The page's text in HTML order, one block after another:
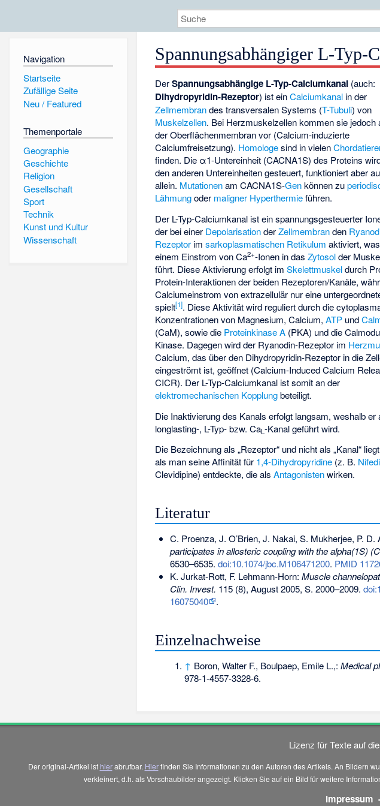
Navigation
Startseite
Zufällige Seite
Neu / Featured
Themenportale
Geographie
Geschichte
Religion
Gesellschaft
Sport
Technik
Kunst und Kultur
Wissenschaft
Spannungsabhängiger L-Typ-
DerSpannungsabhängige L-Typ-Calciumkanal (auch:
Dihydropyridin-Rezeptor) ist einCalciumkanal in der
Zellmembrandes transversalen Systems (T-Tubuli) von
Muskelzellen. Bei Herzmuskelzellen kommen sie jedoch
der Oberflächenmembran vor (Calcium-induzierte
Calciumfreisetzung). Homologesind in vielen
finden. Die α1-Untereinheit (CACNA1S) des Proteins
den anderen Untereinheiten gesteuert, funktioniert aber
allein. Mutationenam CACNA1S-Genkönnen zu
Lähmungoder maligner Hyperthermieführen.
Der L-Typ-Calciumkanal ist ein spannungsgesteuerter
der bei einer DepolarisationderZellmembranden
Rezeptor imsarkoplasmatischen Retikulum aktiviert,
einem Einstrom von Ca2+-Ionen in dasZytosolder
führt. Diese Aktivierung erfolgt imSkelettmuskeldurch
Protein-Interaktionen der beiden Rezeptoren/Kanäle,
Calciumeinstrom von extrazellulär nur eine
spielt[1]. Diese Aktivität wird reguliert durch die
Konzentrationen von Magnesium, Calcium,ATP und
(CaM), sowie die Proteinkinase A (PKA) und die
Kinase. Dagegen wird der Ryanodin-Rezeptor im
Calcium, das über den Dihydropyridin-Rezeptor in die
eingeströmt ist, geöffnet (Calcium-Induced Calcium
CICR). Der L-Typ-Calciumkanal ist somit an der
elektromechanischen Kopplungbeteiligt.
Die Inaktivierung des Kanals erfolgt langsam, weshalb er
longlasting-, L-Typ- bzw. CaL-Kanal geführt wird.
Die Bezeichnung als „Rezeptor“ und nicht als „Kanal“
als man seine Affinität für 1,4-Dihydropyridine (z. B.
Clevidipine) entdeckte, die alsAntagonistenwirken.
Literatur
C. Proenza, J. O’Brien, J. Nakai, S. Mukherjee, P. D.
participates in allosteric coupling with the alpha(1S)
6530–6535. doi:10.1074/jbc.M106471200. PMID
K. Jurkat-Rott, F. Lehmann-Horn: Muscle
Clin. Invest. 115 (8), August 2005, S. 2000–2009.
16075040
.
Einzelnachweise
↑ Boron, Walter F., Boulpaep, Emile L.,: Medical
978-1-4557-3328-6.
Lizenz für Texte auf
Der original-Artikel ist hierabrufbar. Hierfinden Sie Informationen zu den Autoren des Artikels. An Bildern
verkleinert, d.h. als Vorschaubilder angezeigt. Klicken Sie auf ein Bild für weitere
Impressum